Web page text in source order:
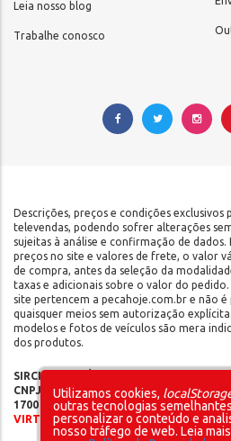
Leia nosso blog
Trabalhe conosco
Descrições, preços e condições
televendas, podendo sofrer alterações
sujeitas à análise e confirmação de dados.
preços no site e valores de frete, o valor
de compra, antes da seleção da
taxas e adicionais sobre o valor do
site pertencem a pecahoje.com.br e não
quaisquer meios sem autorização
modelos e fotos de veículos são mera
dos produtos.
SIRCILLI COMÉRCIO DE
CNPJ: 17.653.102/0001-09 | IE:
1700 - Ipiranga - São Paulo/SP - CEP
VIRTUAL – NÃO POSSUÍMOS LOJA
Utilizamos cookies,
outras tecnologias
personalizar o conteúdo e
nosso tráfego de web. Leia